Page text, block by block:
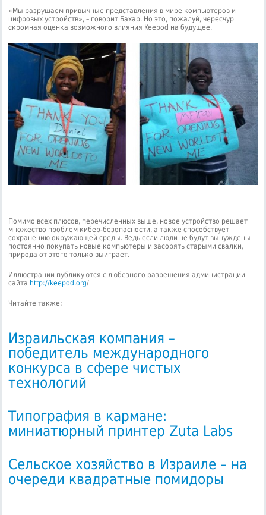
«Мы разрушаем привычные представления в мире компьютеров и
цифровых устройств», – говорит Бахар. Но это, пожалуй, чересчур
скромная оценка возможного влияния Keepod на будущее.
Помимо всех плюсов, перечисленных выше, новое устройство решает
множество проблем кибер-безопасности, а также способствует
сохранению окружающей среды. Ведь если люди не будут вынуждены
постоянно покупать новые компьютеры и засорять старыми свалки,
природа от этого только выиграет.
Иллюстрации публикуются с любезного разрешения администрации
сайта http://keepod.org/
Читайте также:
Израильская компания –
победитель международного
конкурса в сфере чистых
технологий
Типография в кармане:
миниатюрный принтер Zuta Labs
Сельское хозяйство в Израиле – на
очереди квадратные помидоры